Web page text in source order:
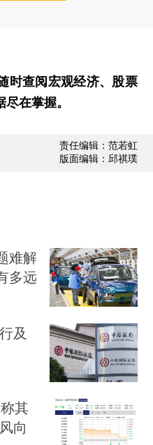
时查阅宏观经济、股票
在掌握。
责任编辑：范若虹
版面编辑：邱祺璞
难解
多远
及
其
向